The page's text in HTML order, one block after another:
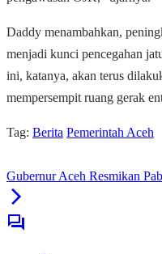
Daddy menambahkan,
menjadi kunci pencegahan
ini, katanya, akan terus
mempersempit ruang gerak
Tag: Berita Pemerintah Aceh
Gubernur Aceh Resmikan